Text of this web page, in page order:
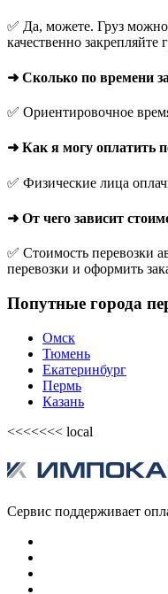
✅ Да, можете. Груз
качественно
➜ Сколько по времени
✅ Ориентировочное
➜ Как я могу оплатить
✅ Физические лица
➜ От чего зависит
✅ Стоимость перевозки
перевозки и оформить
Попутные города
Омск
Тюмень
Екатеринбург
Пермь
Казань
<<<<<<< local
Сервис поддерживает